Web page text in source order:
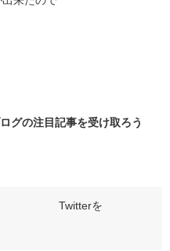
グの注目記事を受け取ろう